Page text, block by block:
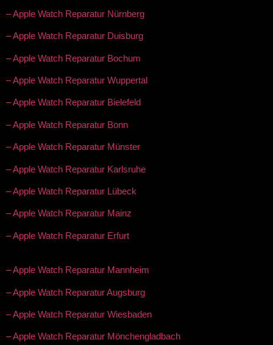
– Apple Watch Reparatur Nürnberg
– Apple Watch Reparatur Duisburg
– Apple Watch Reparatur Bochum
– Apple Watch Reparatur Wuppertal
– Apple Watch Reparatur Bielefeld
– Apple Watch Reparatur Bonn
– Apple Watch Reparatur Münster
– Apple Watch Reparatur Karlsruhe
– Apple Watch Reparatur Lübeck
– Apple Watch Reparatur Mainz
– Apple Watch Reparatur Erfurt
– Apple Watch Reparatur Mannheim
– Apple Watch Reparatur Augsburg
– Apple Watch Reparatur Wiesbaden
– Apple Watch Reparatur Mönchengladbach